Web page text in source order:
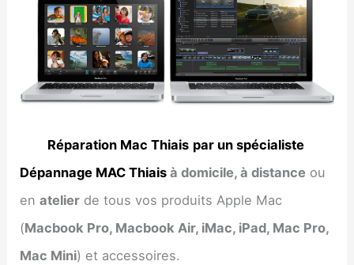
Réparation Mac Thiais par un spécialiste
Dépannage MAC Thiais à domicile, à distance ou
enatelier de tous vos produits Apple Mac
(Macbook Pro, Macbook Air, iMac, iPad, Mac Pro,
Mac Mini) et accessoires.